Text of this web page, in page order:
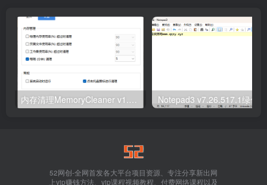
内存清理MemoryCleaner v1.9.9绿色版 Notepad3 v7.26.517.1绿色版
52网创-全网首发各大平台项目资源、专注分享新出网
上vip赚钱方法、vip课程视频教程、付费网络课程以及